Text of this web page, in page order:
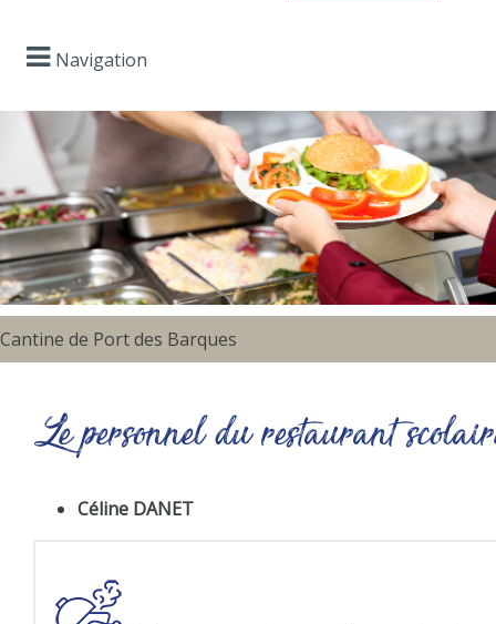
Navigation
Cantine de Port des Barques
Le personnel du restaurant
Céline DANET